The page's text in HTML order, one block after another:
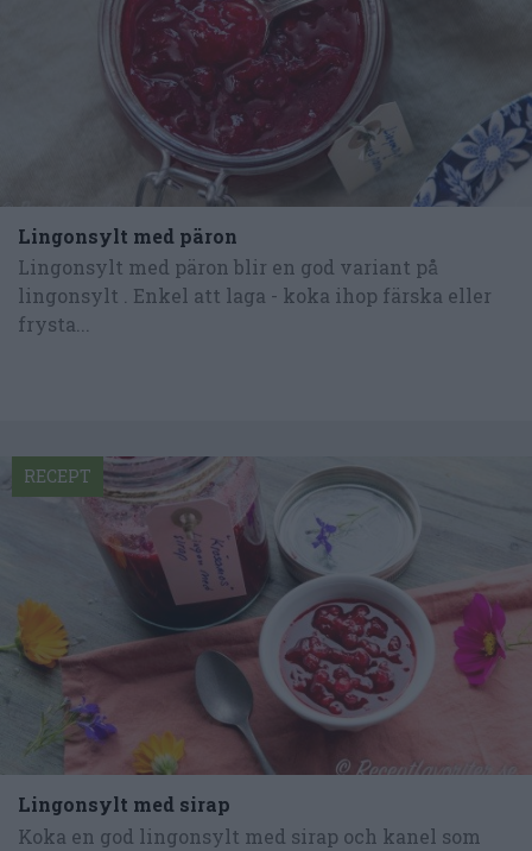
Lingonsylt med päron
Lingonsylt med päron blir en god variant på
lingonsylt . Enkel att laga - koka ihop färska eller
frysta...
Lingonsylt med sirap
Koka en god lingonsylt med sirap och kanel som
RECEPT